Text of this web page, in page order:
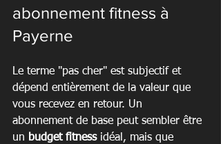
abonnement fitness à
Payerne
Le terme "pas cher" est subjectif et
dépend entièrement de la valeur que
vous recevez en retour. Un
abonnement de base peut sembler être
un budget fitness idéal, mais que